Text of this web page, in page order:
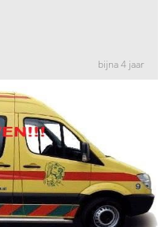
bijna 4 jaar